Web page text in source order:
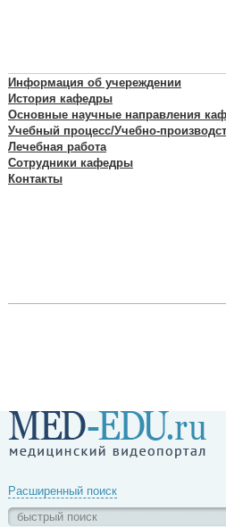
Информация об учереждении
История кафедры
Основные научные направления
Учебный процесс/Учебно-
Лечебная работа
Сотрудники кафедры
Контакты
Расширенный поиск